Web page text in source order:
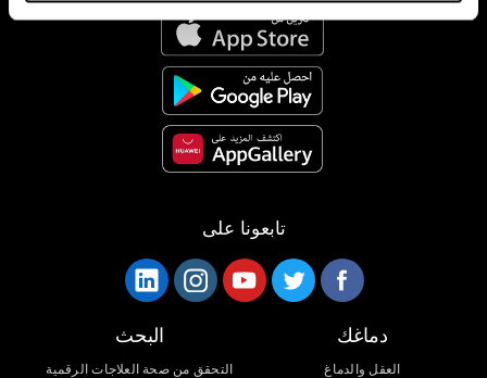
تابعونا على
دماغك
العقل والدماغ
البحث
التحقق من صحة العلاجات الرقمية